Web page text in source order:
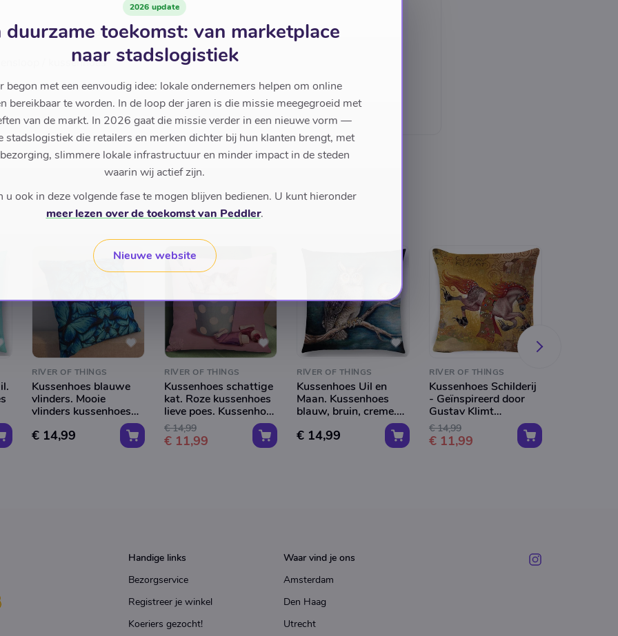
Kussensloop palmboom bladeren.
/ kussenhoes
RIVER OF THINGS
Kussenhoes blauwe
vlinders. Mooie
vlinders kussenhoes
zwart. Decoratieve
kussensloop, mooie
€ 14,99
RIVER OF THINGS
Kussenhoes schattige
kat. Roze kussenhoes
lieve poes. Kussenhoes
voor meisje of dame.
45x45
€ 14,99
€ 11,99
RIVER OF THINGS
Kussenhoes Uil en
Maan. Kussenhoes
blauw, bruin, creme.
Sierkussenhoes 45x45
€ 14,99
RIVER OF THINGS
Kussenhoes Schilderij
- Geïnspireerd door
Gustav Klimt
kussenhoes.
€ 14,99
€ 11,99
Handige links
Bezorgservice
Registreer je winkel
Koeriers gezocht!
Waar vind je ons
Amsterdam
Den Haag
Utrecht
2026 update
duurzame toekomst: van marketplace
naar stadslogistiek
begon met een eenvoudig idee: lokale ondernemers helpen om online
bereikbaar te worden. In de loop der jaren is die missie meegegroeid met
van de markt. In 2026 gaat die missie verder in een nieuwe vorm —
stadslogistiek die retailers en merken dichter bij hun klanten brengt, met
slimmere lokale infrastructuur en minder impact in de steden
waarin wij actief zijn.
u ook in deze volgende fase te mogen blijven bedienen. U kunt hieronder
meer lezen over de toekomst van Peddler.
Nieuwe website